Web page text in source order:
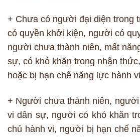
+ Chưa có người đại diện trong
có quyền khởi kiện, người có
người chưa thành niên, mất
sự, có khó khăn trong nhận
hoặc bị hạn chế năng lực hành
+ Người chưa thành niên,
vi dân sự, người có khó khăn
chủ hành vi, người bị hạn chế